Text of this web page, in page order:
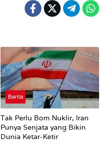
Berita
Tak Perlu Bom Nuklir, Iran
Punya Senjata yang Bikin
Dunia Ketar-Ketir